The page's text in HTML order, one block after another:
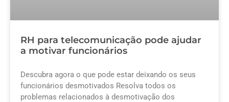
RH para telecomunicação pode ajudar
a motivar funcionários
Descubra agora o que pode estar deixando os seus
funcionários desmotivados Resolva todos os
problemas relacionados à desmotivação dos